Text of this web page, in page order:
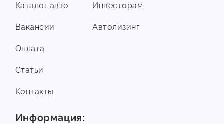
Каталог авто
Вакансии
Оплата
Статьи
Контакты
Инвесторам
Автолизинг
Информация: